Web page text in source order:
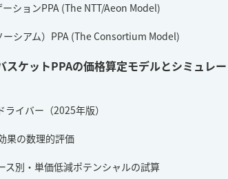
ションPPA (The NTT/Aeon Model)
シアム）PPA (The Consortium Model)
ケットPPAの価格算定モデルとシミュレー
イバー（2025年版）
果の数理的評価
ス別・単価低減ポテンシャルの試算